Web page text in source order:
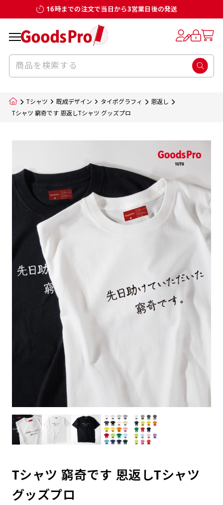
16時までの注文で当日から3営業日後の発送
Tシャツ 既成デザイン タイポグラフィ
恩返し
Tシャツ 窮奇です 恩返しTシャツ グッズプロ
Tシャツ 窮奇です 恩返しTシャツ
グッズプロ
個数 単価 金額
合計金額 ¥0 （税込）
カートに入れる
お客様からのデータ入稿でのぼり旗を製作
する場合
入稿いただくデータは基本的にイラストレー
のデータとさせていただいております。
で解像度200dp以上必要です）当社の取り扱
いの規格サイズにつきましてはデザインテン
プレートの用意がありますので、ご購入後マ
イページの「購入履歴」よりダウンロードし
てご利用くださいませ。
お客様自身でオリジナルのサイズで製作する
場合につきましてはご希望の仕上がりサイズ
に対して四辺（すべての辺をプラス10ｍｍ）
したサイズで製作ください。（重要な情報な
どについては仕上がりサイズから四辺内側に
20ｍｍ程度内側の範囲内でデザイン校正して
ください）
当社の既製デザインを利用してのぼり旗を
製作したい場合
のぼり旗の改造プランとなりますので改造の
程度によってデザイン加工費用が発生いたし
詳細はお問い合わせください。
リピート
つくった、◯◯のぼり」の様に曖昧でも構い
ません。
デザイン変更なしでのご注文となります。
ルで製品デザインをしたデザインそのものを
指します。当グッズプロで販売として取り扱っ
該当いたします。既製のデザインを応用して自
分だけののぼり旗をつくりたい！などのデザ
イン改造や既製デザインに自分たちの団体の
名前入れや会社のロゴなどを挿入するなどの
相談もお請けしております。
名入れについて
当社の既製のぼり旗に対してお客様の任意の
テキストや企業情報・お店情報などを埋め込
むことができます。ご購入時にご希望の店舗
名などをご記載ください。専任のデザイナー
がバッチリデザインします。書体などのご指
定がなければ、のぼりのイメージに最適のフ
ォントを使用します。基本的にのぼりの下部
にショップ名、社名、電話番号が入ります。
データをお送りいただけましたらロゴの印刷
も出来ます。
お客様が納得するまで何度でもデザインの修
正をしますので、初めての方でもお気軽にご
相談ください。
する場合があります。
セル不可となります。
のぼり旗のデザインをする際に、考えると良
のぼり旗のデザインとしては基本的に左側と
上側にポールを通すミミ（業界用語でチチと
ただ、お客様の飾り付けたい場所の風向きを
もしかしたら左側と上についているよりも右
側と上についていた方が良いと思うかもしれ
ません。
風向きを考えながらチチの向きを決めてから
デザインをするとどの方向でデザインをする
と良いかひらめくかもしれません。デザイン
の方向性につきましてはお客様の好みもあり
ますので、見られる方（お客様）ができる限
り反転したデザインをみるよりも正像でみら
れるデザインを提供したいかと思いますので
その辺を参考にするとよいかもしれません。
サイズ一覧
既製品のサイズについては以下のサイズ表の通
お客様オリジナルサイズで製作をしたい場合
につきましてはお気軽にご相談ください。
みする都合や・最終的なカットをする際の都合
など）のでサイズの指定につきましてはｍｍ単
位は不可となります。最終的なサイズも多少の
ズレ5ｍｍ程度は起きる可能性があります。
よく見かける一般的なのぼり旗のサイズです。
ほとんどのポールや注水台に使用できます。
サイズ一覧
既製品のサイズについては以下のサイズ表の通
お客様オリジナルサイズで製作をしたい場合
につきましてはお気軽にご相談ください。
みする都合や・最終的なカットをする際の都合
など）のでサイズの指定につきましてはｍｍ単
位は不可となります。最終的なサイズも多少の
ズレ5ｍｍ程度は起きる可能性があります。
よく見かける一般的なのぼり旗のサイズです。
ほとんどのポールや注水台に使用できます。
一般的にはチチの位置はのぼり旗に対して上
ポールに通す際には上辺２か所に対してチチ
が左右どちらでものぼり旗自体をポールにく
生地のふちを大きく棒袋状に縫いこみポール
を通す筒をつくります。ポール自体を包み込
むため、耐久性があがり、デザインがより目
立ちます。
カーブ形状の特殊なのぼり旗にも適合する加
工方法となります。
ハトメ加工
ハトメ（鳩目）とは、革や布などに開けた穴
を補強するために取り付けるリングです。壁
側にロープなどで固定して、突風で倒れること
も風向きによってずっと裏向きになってしまう
いこともありません。
のぼり旗のチチについて
一般的にはチチの位置はのぼり旗に対して上
ポールに通す際には上辺２か所に対してチチ
が左右どちらでものぼり旗自体をポールにく
生地のふちを大きく棒袋状に縫いこみポール
を通す筒をつくります。ポール自体を包み込
むため、耐久性があがり、デザインがより目
立ちます。
カーブ形状の特殊なのぼり旗にも適合する加
工方法となります。
ハトメ加工
ハトメ（鳩目）とは、革や布などに開けた穴
を補強するために取り付けるリングです。壁
側にロープなどで固定して、突風で倒れること
も風向きによってずっと裏向きになってしまう
いこともありません。
上チチ 上下チチ 左右チチ
補強縫製って何？
補強縫製とはヒートカッター（熱で焼き切る
をあげるために折り返し縫いをすることで風
の影響を受けやすい四辺の強度を増す加工で
各辺のおおむね3～5ｍｍ程度を折り返し、縫
い糸を走らせて補強します。加工をすることで
のぼり旗の１辺～４辺は折り返し加工されま
すのでその部分のホツレや裂けてしまうこと
を防止する効果があります。
棒袋縫いの場合、補強が無償で付いてきます。
チチのついてない長辺・
短辺を補強縫製します
三辺補強
［ +48円 ］
チチのついてない長辺・
四辺補強
生地の種類
ポンジ（一般）
一般的なのぼり旗の生地はポンジといわれる
厚みが約0.14ｍｍのとても薄い生地を使用し
ます。
のぼり旗製作で一番良く使用される生地で
す。生地の厚みが薄く、裏側にインクが浸透
しやすい生地です。
トロピカル（納期+1営業日）
［ +299円 ］
ワンランク厚手のトロピカル（生地の厚みが
ポンジをやや厚くした生地です。ポンジと比
べると約2倍の厚みがあります。タペストリー
スリット（切り込み）加工とは？
スリット（切り込み）を入れることで横幕が
疑似的にのれんのように見せるための加工手
法です。
1本（2分割）
［ +33円 ］
2本（3分割）
［ +66円 ］
［ +99円 ］
4本（5分割）
【注意点】
スリット（切り込み）は均等割りを意識して
カットラインを入れます。
デザインや絵柄をスリット加工時にカットす
る場合があります。